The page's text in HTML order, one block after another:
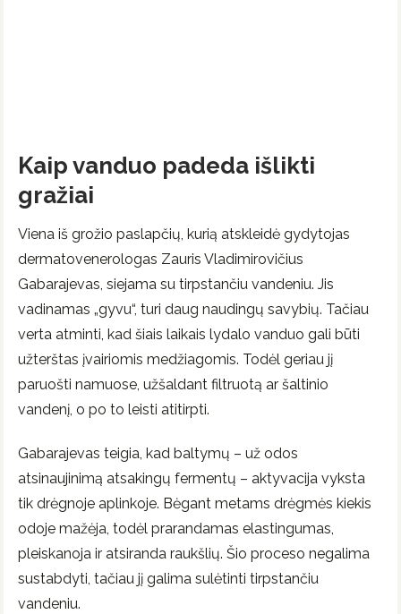
Kaip vanduo padeda išlikti
gražiai
Viena iš grožio paslapčių, kurią atskleidė gydytojas
dermatovenerologas Zauris Vladimirovičius
Gabarajevas, siejama su tirpstančiu vandeniu. Jis
vadinamas „gyvu“, turi daug naudingų savybių. Tačiau
verta atminti, kad šiais laikais lydalo vanduo gali būti
užterštas įvairiomis medžiagomis. Todėl geriau jį
paruošti namuose, užšaldant filtruotą ar šaltinio
vandenį, o po to leisti atitirpti.
Gabarajevas teigia, kad baltymų – už odos
atsinaujinimą atsakingų fermentų – aktyvacija vyksta
tik drėgnoje aplinkoje. Bėgant metams drėgmės kiekis
odoje mažėja, todėl prarandamas elastingumas,
pleiskanoja ir atsiranda raukšlių. Šio proceso negalima
sustabdyti, tačiau jį galima sulėtinti tirpstančiu
vandeniu.